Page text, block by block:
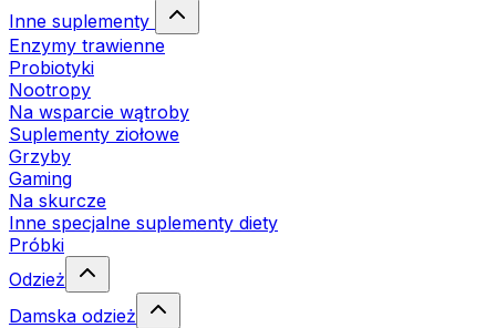
Inne suplementy
Enzymy trawienne
Probiotyki
Nootropy
Na wsparcie wątroby
Suplementy ziołowe
Grzyby
Gaming
Na skurcze
Inne specjalne suplementy diety
Próbki
Odzież
Damska odzież